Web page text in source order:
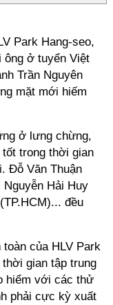
Park Hang-seo,
ở tuyển Việt
Trần Nguyên
mặt mới hiếm
ở lưng chừng,
trong thời gian
Đỗ Văn Thuận
Hải Huy
đều
của HLV Park
gian tập trung
hiểm với các thử
phải cực kỳ xuất